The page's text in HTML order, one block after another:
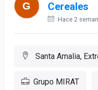
Cereales
Hace 2
Santa Amalia,
Grupo MIRAT